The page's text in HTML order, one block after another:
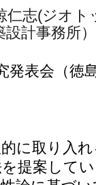
志(ジオト
計事務所）
発表会（徳
に取り入
提案して